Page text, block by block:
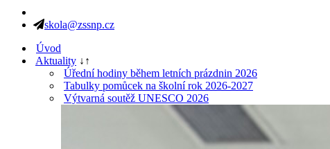
skola@zssnp.cz
Úvod
Aktuality ↓ ↑
Úřední hodiny během letních prázdnin 2026
Tabulky pomůcek na školní rok 2026-2027
Výtvarná soutěž UNESCO 2026